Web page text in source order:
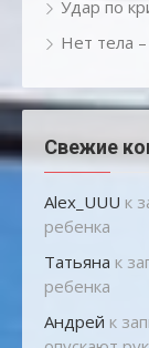
Удар по
Нет тела
Свежие
Alex_UUU к
ребенка
Татьяна к
ребенка
Андрей к